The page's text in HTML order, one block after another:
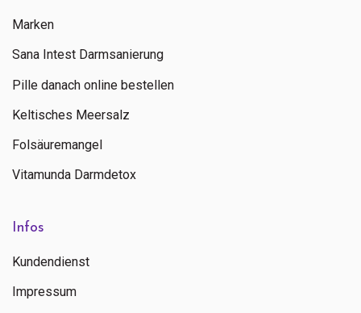
Marken
Sana Intest Darmsanierung
Pille danach online bestellen
Keltisches Meersalz
Folsäuremangel
Vitamunda Darmdetox
Infos
Kundendienst
Impressum